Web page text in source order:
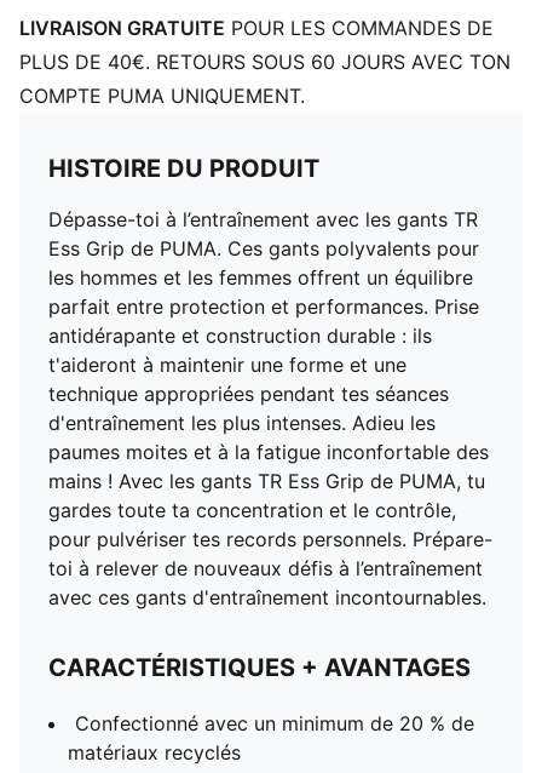
LIVRAISON GRATUITE POUR LES COMMANDES DE
PLUS DE 40€. RETOURS SOUS 60 JOURS AVEC TON
COMPTE PUMA UNIQUEMENT.
HISTOIRE DU PRODUIT
Dépasse-toi à l’entraînement avec les gants TR
Ess Grip de PUMA. Ces gants polyvalents pour
les hommes et les femmes offrent un équilibre
parfait entre protection et performances. Prise
antidérapante et construction durable : ils
t'aideront à maintenir une forme et une
technique appropriées pendant tes séances
d'entraînement les plus intenses. Adieu les
paumes moites et à la fatigue inconfortable des
mains ! Avec les gants TR Ess Grip de PUMA, tu
gardes toute ta concentration et le contrôle,
pour pulvériser tes records personnels. Prépare-
toi à relever de nouveaux défis à l’entraînement
avec ces gants d'entraînement incontournables.
CARACTÉRISTIQUES + AVANTAGES
Confectionné avec un minimum de 20 % de
matériaux recyclés